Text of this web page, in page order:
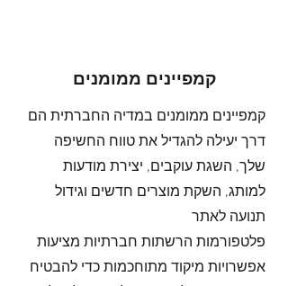
קמפיינים ממומנים
דרך יעילה להגדיל את טווח החשיפה
שלך, השגת עוקבים, יצירת מודעות
למותג, השקת מוצרים חדשים וגידול
תנועה לאתר
אפשרויות מיקוד מתוחכמות כדי להבטיח